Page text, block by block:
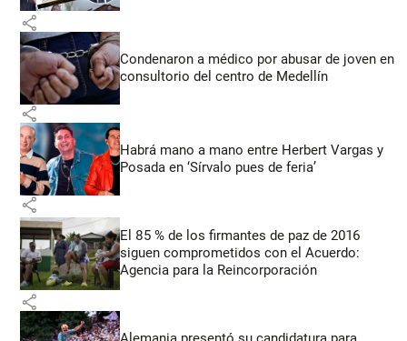
share
Condenaron a médico por abusar de joven en
consultorio del centro de Medellín
share
Habrá mano a mano entre Herbert Vargas y
Posada en ‘Sírvalo pues de feria’
share
El 85 % de los firmantes de paz de 2016
siguen comprometidos con el Acuerdo:
Agencia para la Reincorporación
share